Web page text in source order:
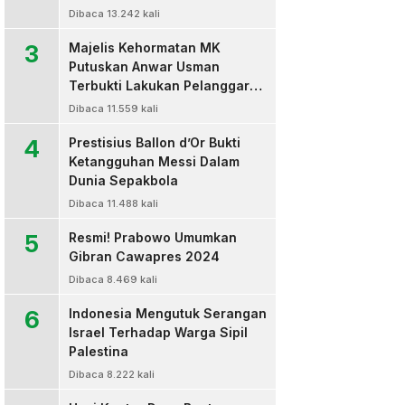
Dibaca 13.242 kali
3
Majelis Kehormatan MK
Putuskan Anwar Usman
Terbukti Lakukan Pelanggaran
Berat Kode Etik dan
Dibaca 11.559 kali
4
Prestisius Ballon d’Or Bukti
Ketangguhan Messi Dalam
Dunia Sepakbola
Dibaca 11.488 kali
5
Resmi! Prabowo Umumkan
Gibran Cawapres 2024
Dibaca 8.469 kali
6
Indonesia Mengutuk Serangan
Israel Terhadap Warga Sipil
Palestina
Dibaca 8.222 kali